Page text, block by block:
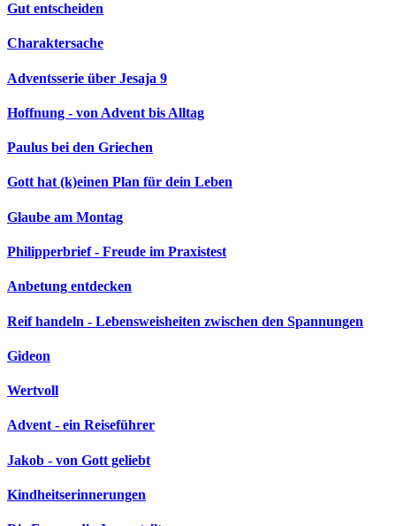
Gut entscheiden
Charaktersache
Adventsserie über Jesaja 9
Hoffnung - von Advent bis Alltag
Paulus bei den Griechen
Gott hat (k)einen Plan für dein Leben
Glaube am Montag
Philipperbrief - Freude im Praxistest
Anbetung entdecken
Reif handeln - Lebensweisheiten zwischen den Spannungen
Gideon
Wertvoll
Advent - ein Reiseführer
Jakob - von Gott geliebt
Kindheitserinnerungen